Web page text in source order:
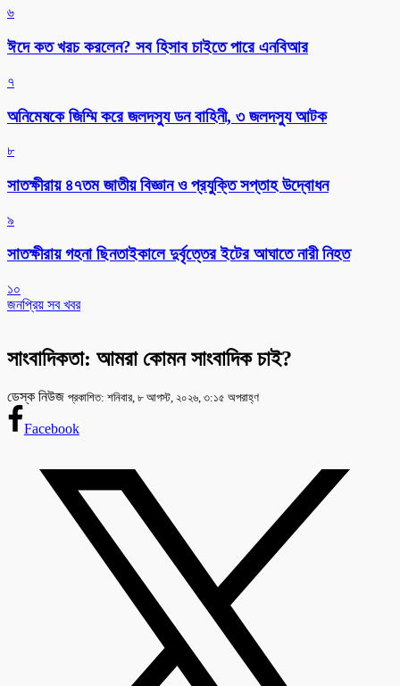
৬
ঈদে কত খরচ করলেন? সব হিসাব চাইতে পারে এনবিআর
৭
অনিমেষকে জিম্মি করে জলদস্যু ডন বাহিনী, ৩ জলদস্যু আটক
৮
সাতক্ষীরায় ৪৭তম জাতীয় বিজ্ঞান ও প্রযুক্তি সপ্তাহ উদ্বোধন
৯
সাতক্ষীরায় গহনা ছিনতাইকালে দুর্বৃত্তের ইটের আঘাতে নারী নিহত
১০
জনপ্রিয় সব খবর
সাংবাদিকতা: আমরা কোমন সাংবাদিক চাই?
ডেস্ক নিউজ প্রকাশিত: শনিবার, ৮ আগস্ট, ২০২৬, ৩:১৫ অপরাহ্ণ
Facebook